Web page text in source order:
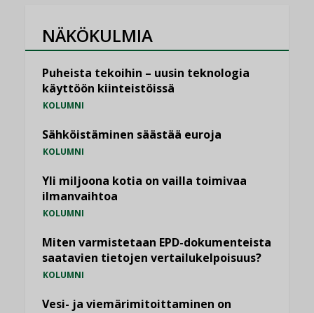
NÄKÖKULMIA
Puheista tekoihin – uusin teknologia
käyttöön kiinteistöissä
KOLUMNI
Sähköistäminen säästää euroja
KOLUMNI
Yli miljoona kotia on vailla toimivaa
ilmanvaihtoa
KOLUMNI
Miten varmistetaan EPD-dokumenteista
saatavien tietojen vertailukelpoisuus?
KOLUMNI
Vesi- ja viemärimitoittaminen on